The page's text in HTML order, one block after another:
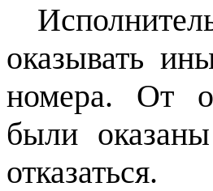
оказывать
номера. От
были
отказаться.